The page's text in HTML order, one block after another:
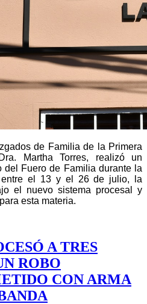
de Familia de la Primera
Martha Torres, realizó un
del Fuero de Familia durante la
entre el 13 y el 26 de julio, la
el nuevo sistema procesal y
esta materia.
A TRES
ROBO
CON ARMA